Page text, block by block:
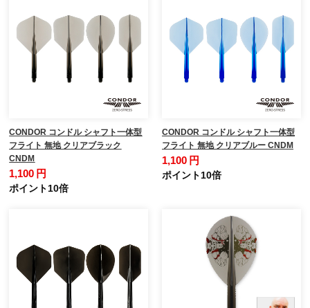
CONDOR コンドル シャフト一体型
フライト 無地 クリアブラック
CNDM
1,100 円
ポイント10倍
CONDOR コンドル シャフト一体型
フライト 無地 クリアブルー CNDM
1,100 円
ポイント10倍